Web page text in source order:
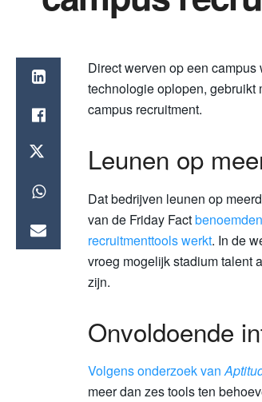
Direct werven op een
technologie oplopen, gebruikt
campus recruitment.
Leunen op
Dat bedrijven leunen op
van de Friday Fact
recruitmenttools werkt. In de
vroeg mogelijk stadium talent
zijn.
Onvoldoende
Volgens onderzoek van
meer dan zes tools ten